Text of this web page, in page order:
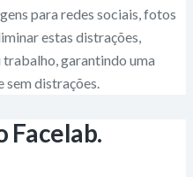
para redes sociais, fotos
estas distrações,
garantindo uma
distrações.
Facelab.